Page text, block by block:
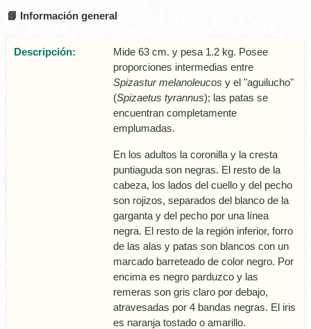
📘 Información general
Descripción:
Mide 63 cm. y pesa 1.2 kg. Posee
proporciones intermedias entre
Spizastur melanoleucos y el "aguilucho"
(Spizaetus tyrannus); las patas se
encuentran completamente
emplumadas.
En los adultos la coronilla y la cresta
puntiaguda son negras. El resto de la
cabeza, los lados del cuello y del pecho
son rojizos, separados del blanco de la
garganta y del pecho por una lí­nea
negra. El resto de la región inferior, forro
de las alas y patas son blancos con un
marcado barreteado de color negro. Por
encima es negro parduzco y las
remeras son gris claro por debajo,
atravesadas por 4 bandas negras. El iris
es naranja tostado o amarillo.